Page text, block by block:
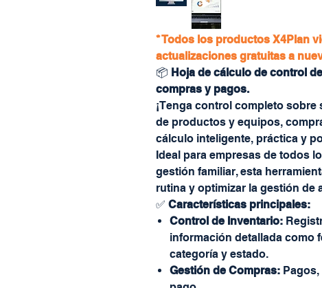
* Todos los productos X4Plan
actualizaciones gratuitas a
📦 Hoja de cálculo de control
compras y pagos.
¡Tenga control completo
de productos y equipos,
cálculo inteligente, práctica y
Ideal para empresas de todos
gestión familiar, esta
rutina y optimizar la gestión de
✅ Características principales:
Control de Inventario:
información detallada como
categoría y estado.
Gestión de Compras: